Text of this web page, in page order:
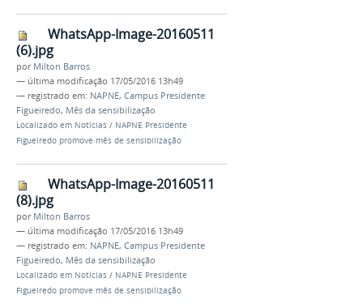
WhatsApp-Image-20160511
(6).jpg
por Milton Barros
— última modificação 17/05/2016 13h49
— registrado em: NAPNE, Campus Presidente
Figueiredo, Mês da sensibilização
Localizado em Notícias / NAPNE Presidente
Figueiredo promove mês de sensibilização
WhatsApp-Image-20160511
(8).jpg
por Milton Barros
— última modificação 17/05/2016 13h49
— registrado em: NAPNE, Campus Presidente
Figueiredo, Mês da sensibilização
Localizado em Notícias / NAPNE Presidente
Figueiredo promove mês de sensibilização